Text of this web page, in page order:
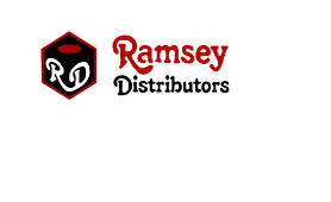
content